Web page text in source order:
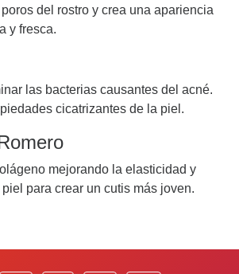
del rostro y crea una apariencia
y fresca.
las bacterias causantes del acné.
cicatrizantes de la piel.
mejorando la elasticidad y
para crear un cutis más joven.